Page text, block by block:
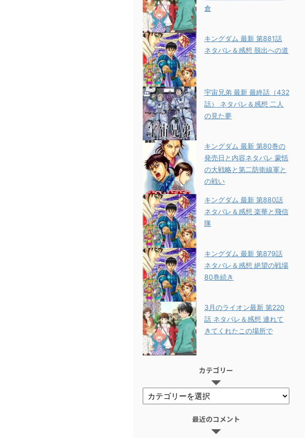
倉
キングダム 最新 第881話
ネタバレ＆感想 脱出への道
宇宙兄弟 最新 最終話（432
話） ネタバレ＆感想 二人
の見た夢
キングダム 最新 第80巻の
発売日と内容ネタバレ 蒙恬
の大戦略と第二防衛線軍と
の戦い
キングダム 最新 第880話
ネタバレ＆感想 楽華と飛信
隊
キングダム 最新 第879話
ネタバレ＆感想 絶望の戦場
80巻続き
3月のライオン最新 第220
話 ネタバレ＆感想 連れて
きてくれたこの場所で
カテゴリー
最近のコメント